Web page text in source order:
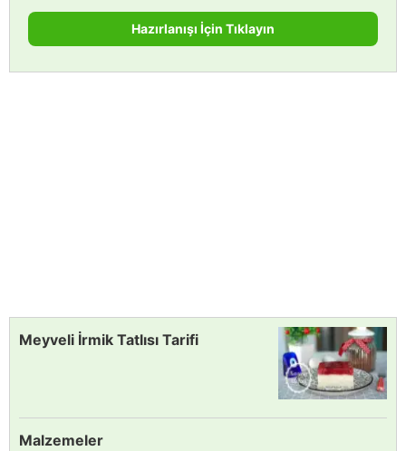
Hazırlanışı İçin Tıklayın
Meyveli İrmik Tatlısı Tarifi
Malzemeler